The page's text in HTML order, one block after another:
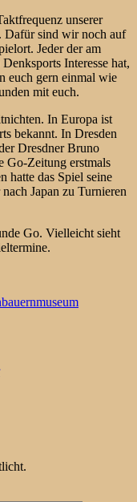
unserer
Dafür sind wir noch auf
Jeder der am
Interesse hat,
euch gern einmal wie
mit euch.
In Europa ist
bekannt. In Dresden
Dresdner Bruno
Go-Zeitung erstmals
hatte das Spiel seine
Japan zu Turnieren
Go. Vielleicht sieht